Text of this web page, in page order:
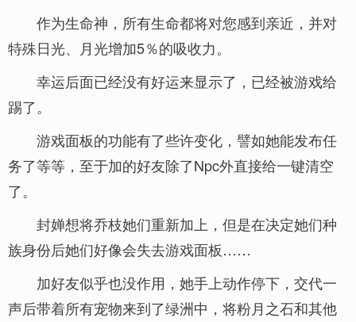
作为生命神，所有生命都将对您感到亲近，并对
特殊日光、月光增加5％的吸收力。
幸运后面已经没有好运来显示了，已经被游戏给
踢了。
游戏面板的功能有了些许变化，譬如她能发布任
务了等等，至于加的好友除了Npc外直接给一键清空
了。
封婵想将乔枝她们重新加上，但是在决定她们种
族身份后她们好像会失去游戏面板……
加好友似乎也没作用，她手上动作停下，交代一
声后带着所有宠物来到了绿洲中，将粉月之石和其他